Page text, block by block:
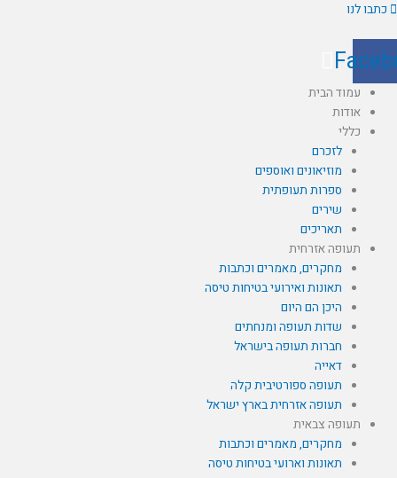
דילוגכתבו לנו
עמוד הבית
אודות
כללי
לזכרם
מוזיאונים ואוספים
ספרות תעופתית
שירים
תאריכים
תעופה אזרחית
מחקרים, מאמרים וכתבות
תאונות ואירועי בטיחות טיסה
היכן הם היום
שדות תעופה ומנחתים
חברות תעופה בישראל
דאייה
תעופה ספורטיבית קלה
תעופה אזרחית בארץ ישראל
תעופה צבאית
מחקרים, מאמרים וכתבות
תאונות וארועי בטיחות טיסה